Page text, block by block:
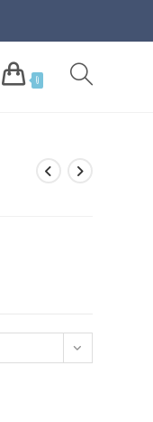
0 Toggle